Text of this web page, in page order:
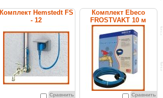
Комплект Hemstedt FS
- 12
Сравнить
Комплект Ebeco
FROSTVAKT 10 м
Сравнить